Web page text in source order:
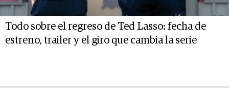
Todo sobre el regreso de Ted Lasso: fecha de
estreno, trailer y el giro que cambia la serie